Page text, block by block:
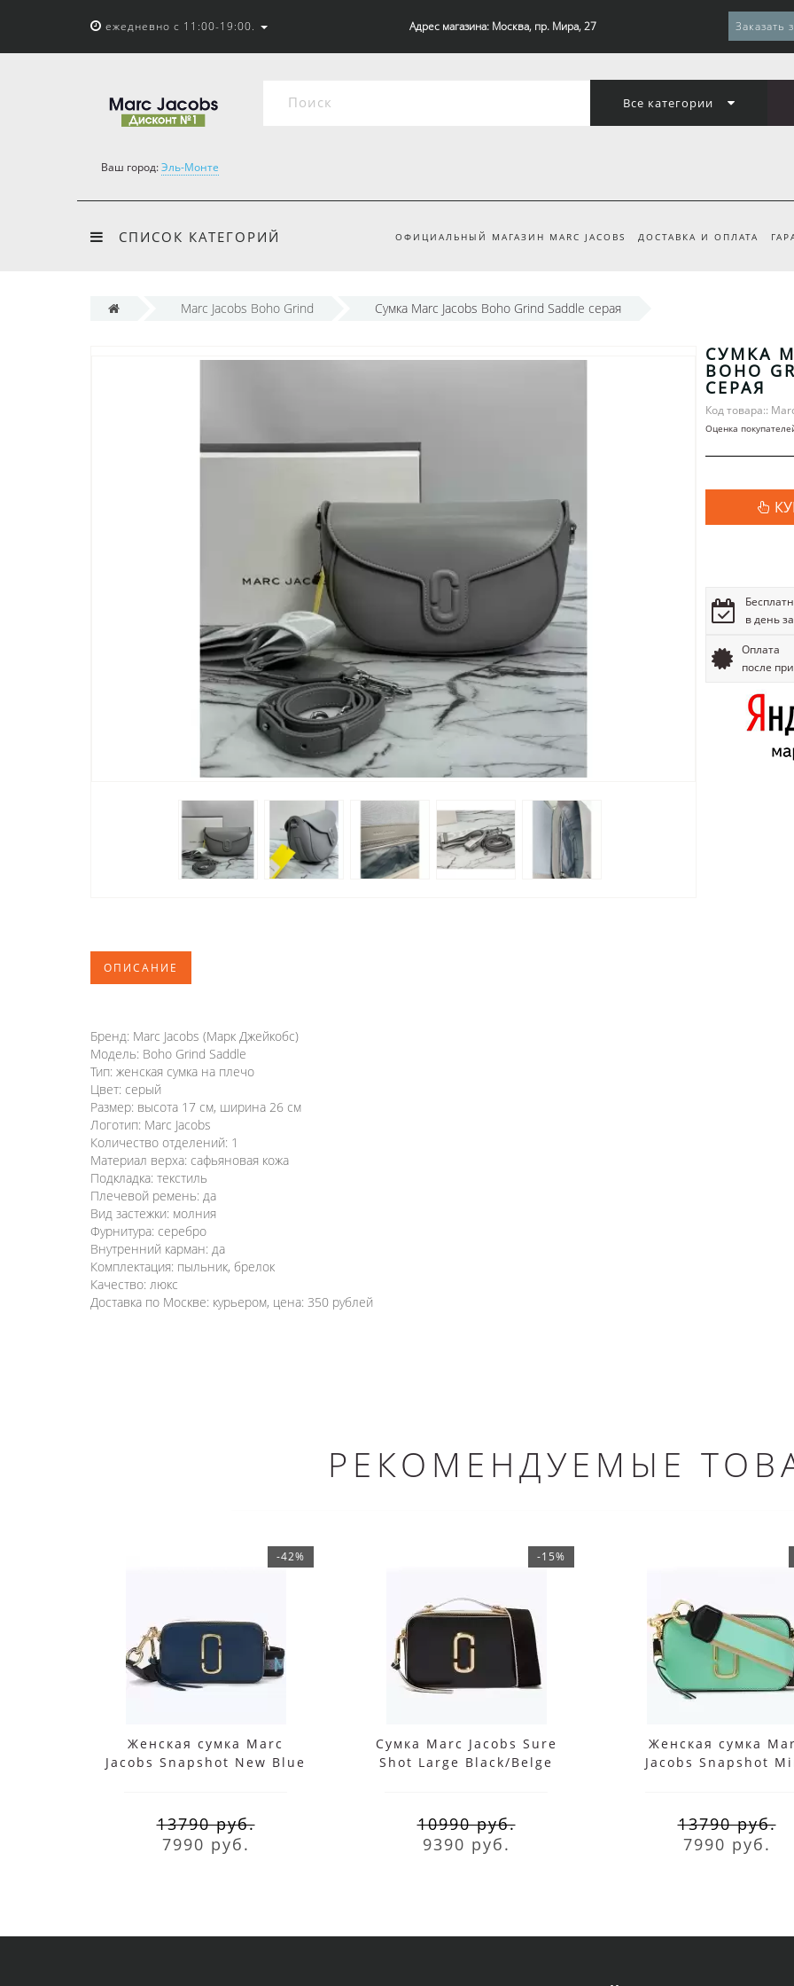
ежедневно с 11:00-19:00. Адрес магазина: Москва, пр. Мира, 27 Заказать
Все категории
Ваш город:Эль-Монте
СПИСОК КАТЕГОРИЙ ОФИЦИАЛЬНЫЙ МАГАЗИН MARC JACOBS ДОСТАВКА И ОПЛАТА
Marc Jacobs Boho Grind Сумка Marc Jacobs Boho Grind Saddle серая
СУМКА
BOHO
СЕРАЯ
Код товара::
Оценка
в день
Оплата
после
ОПИСАНИЕ
Бренд: Marc Jacobs (Марк Джейкобс)
Модель: Boho Grind Saddle
Тип: женская сумка на плечо
Цвет: серый
Размер: высота 17 см, ширина 26 см
Логотип: Marc Jacobs
Количество отделений: 1
Материал верха: сафьяновая кожа
Подкладка: текстиль
Плечевой ремень: да
Вид застежки: молния
Фурнитура: серебро
Внутренний карман: да
Комплектация: пыльник, брелок
Качество: люкс
Доставка по Москве: курьером, цена: 350 рублей
РЕКОМЕНДУЕМЫЕ
-42%
Женская сумка Marc
Jacobs Snapshot New Blue
13790 руб.
7990 руб.
-15%
Сумка Marc Jacobs Sure
Shot Large Black/Belge
10990 руб.
9390 руб.
Женская сумка
Jacobs Snapshot
13790 руб.
7990 руб.